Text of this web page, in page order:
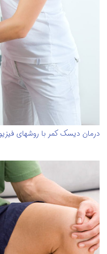
درمان دیسک کمر با روشهای